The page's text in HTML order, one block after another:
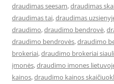
draudimas seesam,draudimas
draudimas tai,draudimas
draudimo,draudimo bendrovė,
draudimo bendrovės,draudimo
brokeriai,draudimo brokeriai
įmonės,draudimo imones
kainos,draudimo kainos